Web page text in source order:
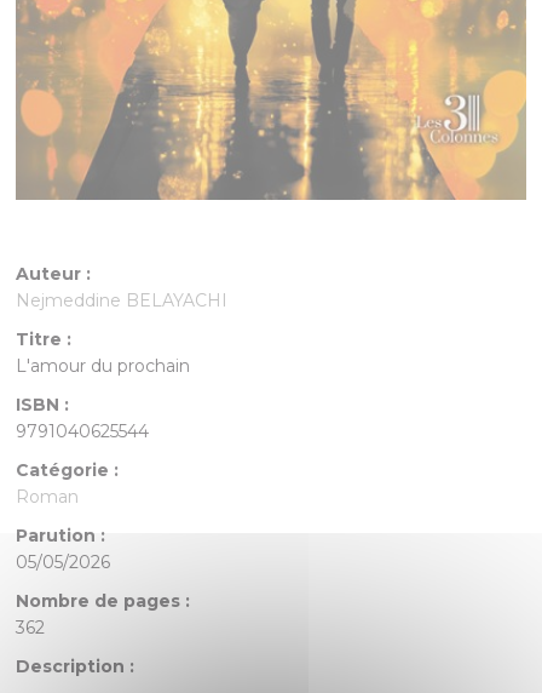
Auteur :
Nejmeddine BELAYACHI
Titre :
L'amour du prochain
ISBN :
9791040625544
Catégorie :
Roman
Parution :
05/05/2026
Nombre de pages :
362
Description :